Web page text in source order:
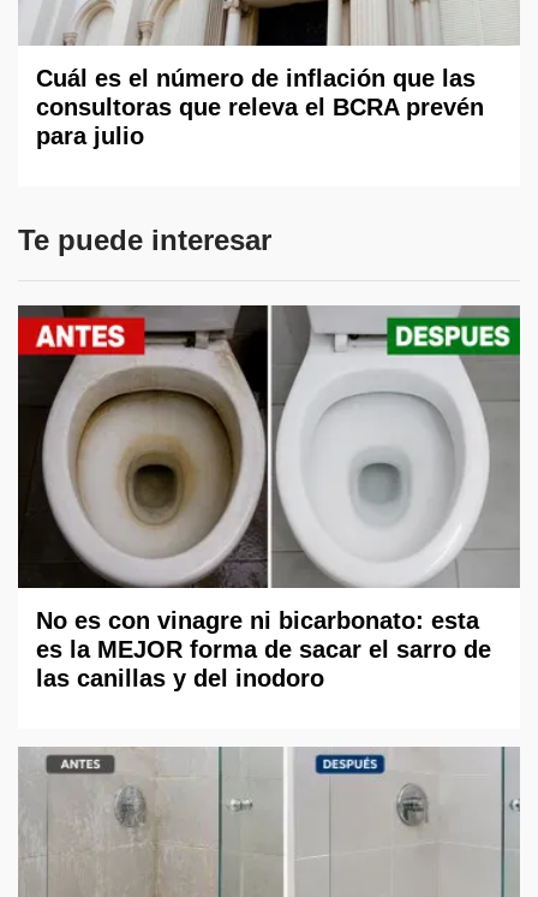
Cuál es el número de inflación que las
consultoras que releva el BCRA prevén
para julio
Te puede interesar
No es con vinagre ni bicarbonato: esta
es la MEJOR forma de sacar el sarro de
las canillas y del inodoro